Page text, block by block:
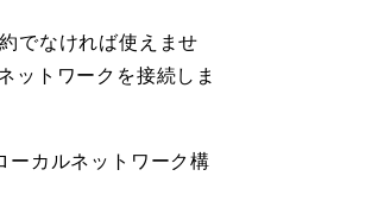
でなければ使えませ
ットワークを接続しま
ーカルネットワーク構